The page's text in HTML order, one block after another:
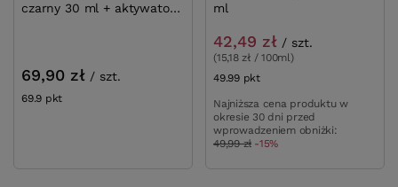
czarny 30 ml + aktywator
69,90 zł / szt.
69.9 pkt
ml
42,49 zł / szt.
(15,18 zł / 100ml)
49.99 pktpunktów
Najniższa cena produktu w
okresie 30 dni przed
wprowadzeniem obniżki:
49,99 zł -15%